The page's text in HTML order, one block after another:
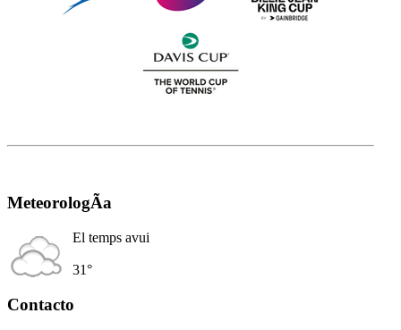
MeteorologÃ­a
El temps avui
31°
Contacto